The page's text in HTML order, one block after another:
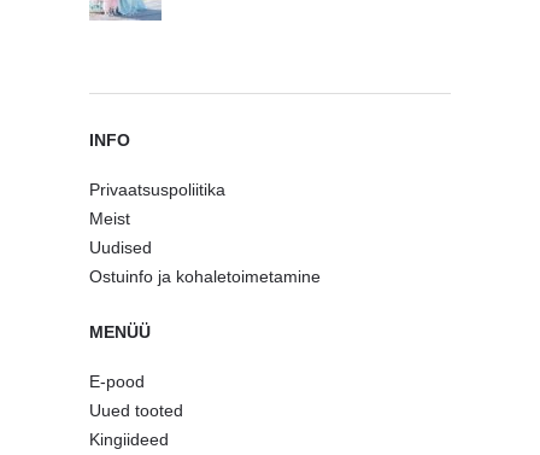
INFO
Privaatsuspoliitika
Meist
Uudised
Ostuinfo ja kohaletoimetamine
MENÜÜ
E-pood
Uued tooted
Kingiideed